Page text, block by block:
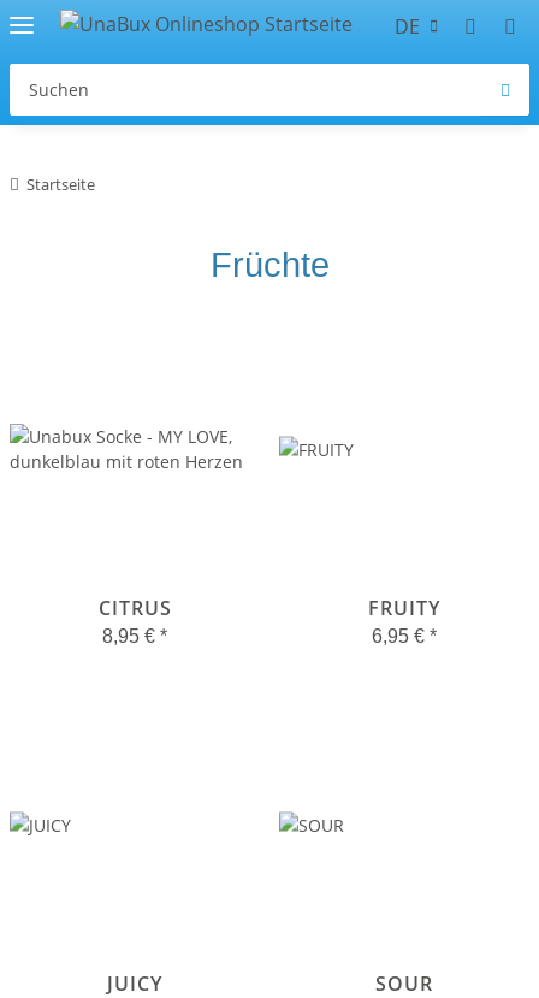
DE
Startseite
Früchte
CITRUS
8,95 € *
FRUITY
6,95 € *
JUICY SOUR